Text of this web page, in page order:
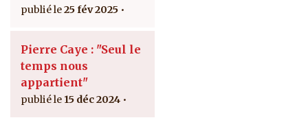
25 fév 2025
Pierre Caye : "Seul le
temps nous
appartient"
15 déc 2024